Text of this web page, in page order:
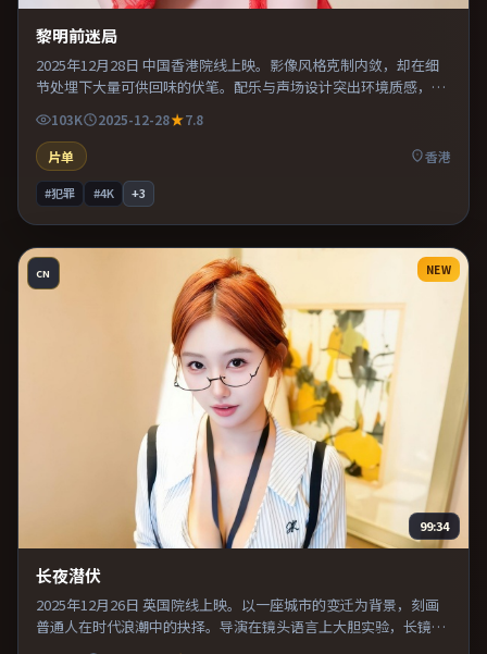
黎明前迷局
2025年12月28日 中国香港院线上映。影像风格克制内敛，却在细
节处埋下大量可供回味的伏笔。配乐与声场设计突出环境质感，使
观众更易沉浸其中。片尾留白意味深长，值得二刷细品台词与构
图。
103K 2025-12-28
7.8
片单
香港
#犯罪 #4K +3
CN NEW
99:34
长夜潜伏
2025年12月26日 英国院线上映。以一座城市的变迁为背景，刻画
普通人在时代浪潮中的抉择。导演在镜头语言上大胆实验，长镜头
与特写交替强化压迫感。推荐给偏爱群像戏与命运母题的影迷。